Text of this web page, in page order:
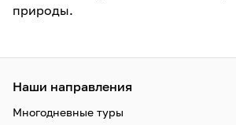
природы.
Наши направления
Многодневные туры